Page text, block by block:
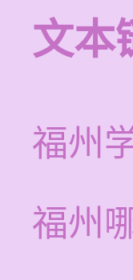
文本
福州
福州